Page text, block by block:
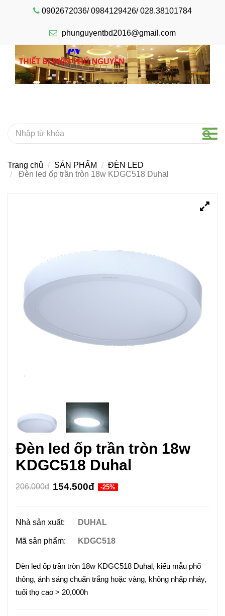
Đèn led ốp trần tròn 18w
KDGC518 Duhal
206.000đ 154.500đ -25%
Nhà sản xuất: DUHAL
Mã sản phẩm: KDGC518
Đèn led ốp trần tròn 18w KDGC518 Duhal, kiểu mẫu phổ
thông, ánh sáng chuẩn trắng hoặc vàng, không nhấp nháy,
tuổi thọ cao > 20,000h
0902672036/ 0984129426/ 028.38101784
phunguyentbd2016@gmail.com
Trang chủ SẢN PHẨM
ĐÈN LED
Đèn led ốp trần tròn 18w KDGC518 Duhal